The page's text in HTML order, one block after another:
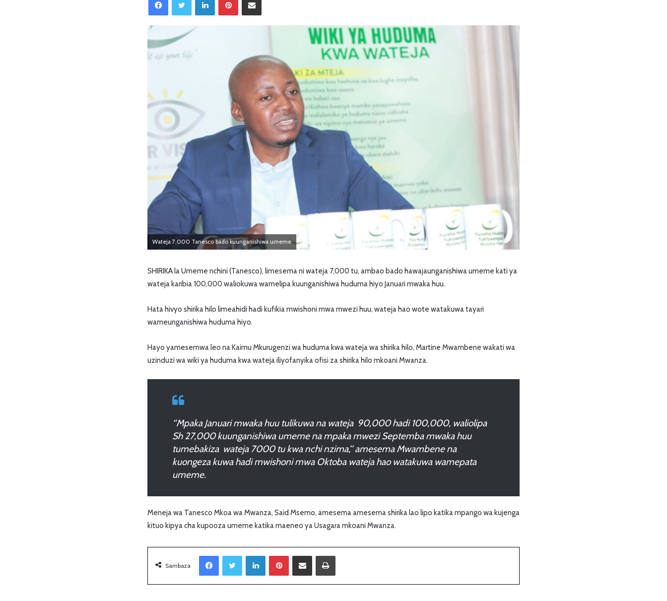
Wateja 7,000 Tanesco bado kuunganishiwa umeme
SHIRIKA la Umeme nchini (Tanesco), limesema ni wateja 7,000 tu, ambao bado hawajaunganishiwa umeme kati ya
wateja karibia 100,000 waliokuwa wamelipa kuunganishiwa huduma hiyo Januari mwaka huu.
Hata hivyo shirika hilo limeahidi hadi kufikia mwishoni mwa mwezi huu, wateja hao wote watakuwa tayari
wameunganishiwa huduma hiyo.
Hayo yamesemwa leo na Kaimu Mkurugenzi wa huduma kwa wateja wa shirika hilo, Martine Mwambene wakati wa
uzinduzi wa wiki ya huduma kwa wateja iliyofanyika ofisi za shirika hilo mkoani Mwanza.
‘’Mpaka Januari mwaka huu tulikuwa na wateja 90,000 hadi 100,000, waliolipa
Sh 27,000 kuunganishiwa umeme na mpaka mwezi Septemba mwaka huu
tumebakiza wateja 7000 tu kwa nchi nzima,’’ amesema Mwambene na
kuongeza kuwa hadi mwishoni mwa Oktoba wateja hao watakuwa wamepata
umeme.
Meneja wa Tanesco Mkoa wa Mwanza, Said Msemo, amesema amesema shirika lao lipo katika mpango wa kujenga
kituo kipya cha kupooza umeme katika maeneo ya Usagara mkoani Mwanza.
Sambaza
LinkedIn Sambaza kupitia barua pepe